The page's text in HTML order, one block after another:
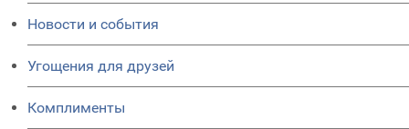
Новости и события
Угощения для друзей
Комплименты